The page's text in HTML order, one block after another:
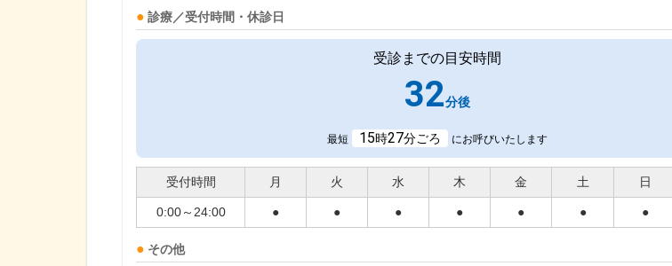
診療／受付時間・休診日
受診までの目安時間
32分後
最短 15時27分ごろ にお呼びいたします
受付時間 月 火 水 木 金 土 日
0:00～24:00 ● ● ● ● ● ● ●
その他